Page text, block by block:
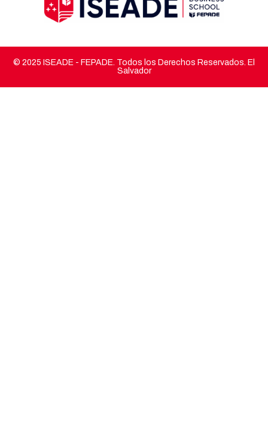
© 2025 ISEADE - FEPADE. Todos los Derechos Reservados. El
Salvador